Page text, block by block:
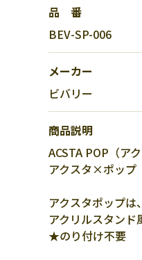
品 番
BEV-SP-006
メーカー
ビバリー
商品説明
ACSTA POP（ア
アクスタ×ポップ
アクスタポップ
アクリルスタンド
★のり付け不要